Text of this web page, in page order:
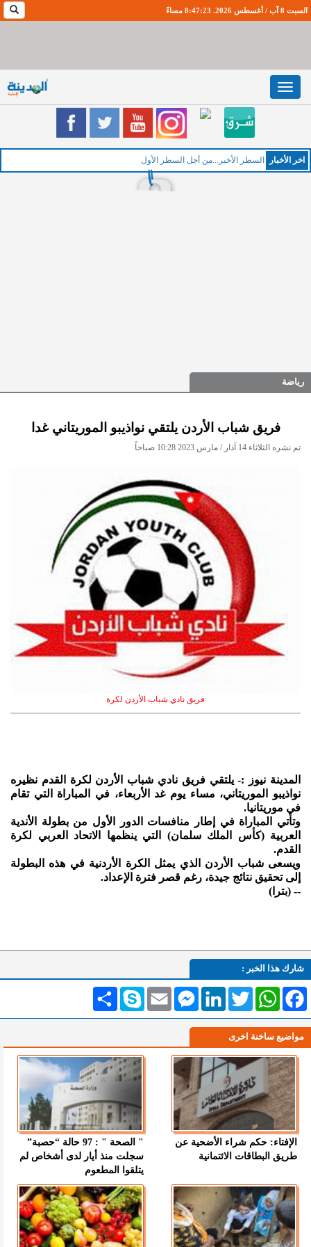
السبت 8 آب / أغسطس 2026. 8:47:23 مساءً
Toggle
navigation
اخر اﻷخبار السطر الأخير...من أجل السطر الأول
رياضة
فريق شباب الأردن يلتقي نواذيبو الموريتاني غدا
تم نشره الثلاثاء 14 آذار / مارس 2023 10:28 صباحاً
فريق نادي شباب الأردن لكرة
المدينة نيوز :- يلتقي فريق نادي شباب الأردن لكرة القدم نظيره
نواذيبو الموريتاني، مساء يوم غد الأربعاء، في المباراة التي تقام
في موريتانيا.
وتأتي المباراة في إطار منافسات الدور الأول من بطولة الأندية
العربية (كأس الملك سلمان) التي ينظمها الاتحاد العربي لكرة
القدم.
ويسعى شباب الأردن الذي يمثل الكرة الأردنية في هذه البطولة
إلى تحقيق نتائج جيدة، رغم قصر فترة الإعداد.
-- (بترا)
شارك هذا الخبر :
انشر Skype Email
MessengerLinkedInTwitterWhatsAppFacebook
مواضيع ساخنة اخرى
الإفتاء: حكم شراء الأضحية عن
طريق البطاقات الائتمانية
" الصحة " : 97 حالة “حصبة”
سجلت منذ أيار لدى أشخاص لم
يتلقوا المطعوم